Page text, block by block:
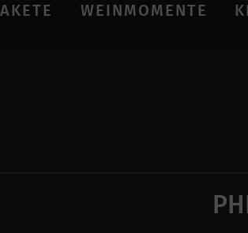
WEINMOMENTE